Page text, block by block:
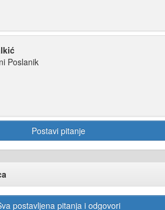
Poslanik
Postavi pitanje
postavljena pitanja i odgovori